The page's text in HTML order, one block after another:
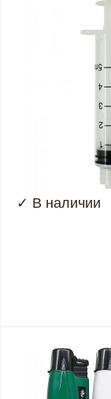
✓ В наличии